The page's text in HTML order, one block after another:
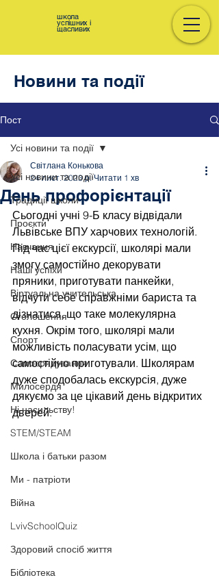
школа
успішних і
щасливих
Новини та події
Пост
Усі новини та події
Традиції школи
Проєкти
Навчання
Наші успіхи
Віртуальна учительська
Оголошення
Спорт
Самоврядування
Милосердя
Ні насильству!
STEM/STEAM
Школа і батьки разом
Ми - патріоти
Війна
LvivSchoolQuiz
Здоровий спосіб життя
Бібліотека
Усі новини та події
День профорієнтації
Світлана Конькова
24 лист. 2023 р. Читати 1 хв
Сьогодні учні 9-Б класу відвідали
Львівське ВПУ харчових технологій.
Під час цієї екскурсії, школярі мали
змогу самостійно декорувати
пряники, приготувати панкейки,
відчути себе справжніми бариста та
дізнатися, що таке молекулярна
кухня. Окрім того, школярі мали
можливість поласувати усім, що
самостійно приготували. Школярам
дуже сподобалась екскурсія, дуже
дякуємо за це цікавий день відкритих
дверей.